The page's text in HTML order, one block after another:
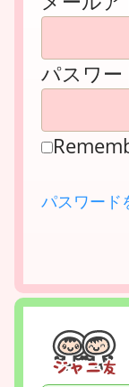
パスワー
パスワード